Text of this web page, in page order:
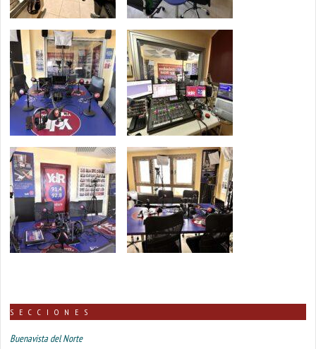
SECCIONES
Buenavista del Norte